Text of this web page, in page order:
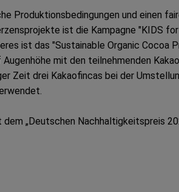
und einen
ist die Kampagne "KIDS
ist das "Sustainable Organic Cocoa
mit den teilnehmenden
Zeit drei Kakaofincas bei der
„Deutschen Nachhaltigkeitspreis